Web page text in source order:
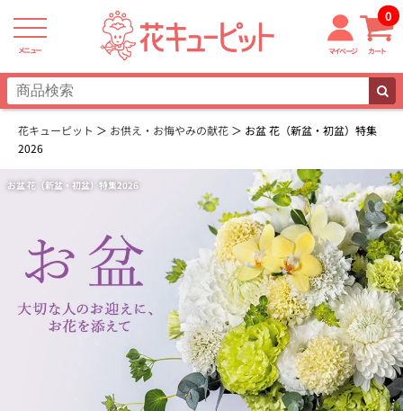
メニュー マイページ カート
0
花キューピット お供え・お悔やみの献花
お盆 花（新盆・初盆）特集
2026
お盆 花（新盆・初盆）特集2026